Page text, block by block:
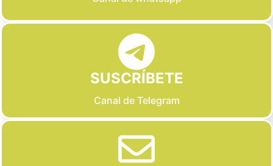
SUSCRÍBETE
Canal de Telegram